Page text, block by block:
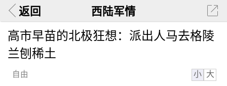
返回 西陆军情
高市早苗的北极狂想：派出人马去格陵
兰刨稀土
自由 小 大